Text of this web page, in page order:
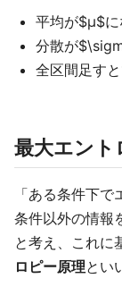
平均が$μ$に
分散が
全区間足す
最大エント
「ある条件下
条件以外の情報
と考え、これに
ロピー原理とい